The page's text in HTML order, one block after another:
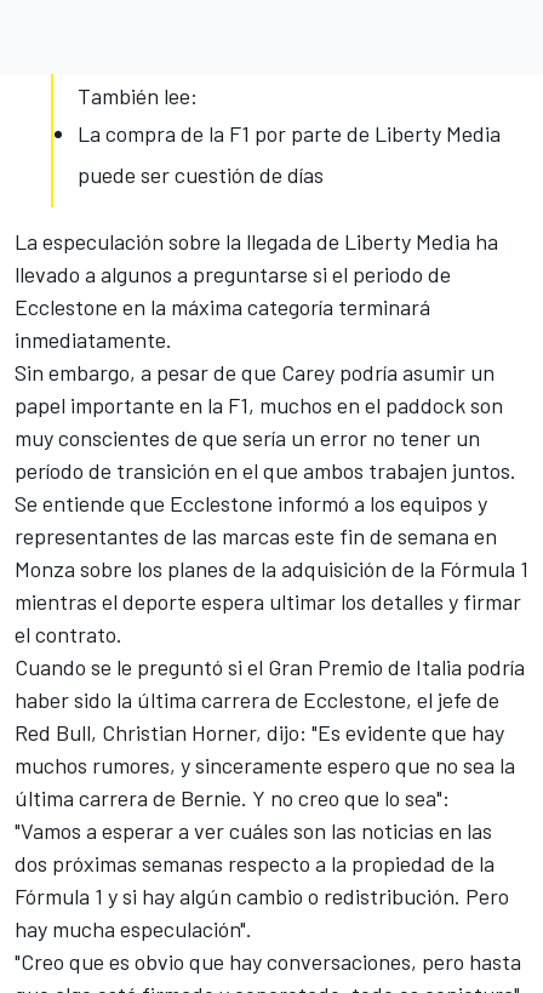
También lee:
La compra de la F1 por parte de Liberty Media
puede ser cuestión de días
La especulación sobre la llegada de Liberty Media ha
llevado a algunos a preguntarse si el periodo de
Ecclestone en la máxima categoría terminará
inmediatamente.
Sin embargo, a pesar de que Carey podría asumir un
papel importante en la F1, muchos en el paddock son
muy conscientes de que sería un error no tener un
período de transición en el que ambos trabajen juntos.
Se entiende que Ecclestone informó a los equipos y
representantes de las marcas este fin de semana en
Monza sobre los planes de la adquisición de la Fórmula 1
mientras el deporte espera ultimar los detalles y firmar
el contrato.
Cuando se le preguntó si el Gran Premio de Italia podría
haber sido la última carrera de Ecclestone, el jefe de
Red Bull, Christian Horner, dijo: "Es evidente que hay
muchos rumores, y sinceramente espero que no sea la
última carrera de Bernie. Y no creo que lo sea":
"Vamos a esperar a ver cuáles son las noticias en las
dos próximas semanas respecto a la propiedad de la
Fórmula 1 y si hay algún cambio o redistribución. Pero
hay mucha especulación".
"Creo que es obvio que hay conversaciones, pero hasta